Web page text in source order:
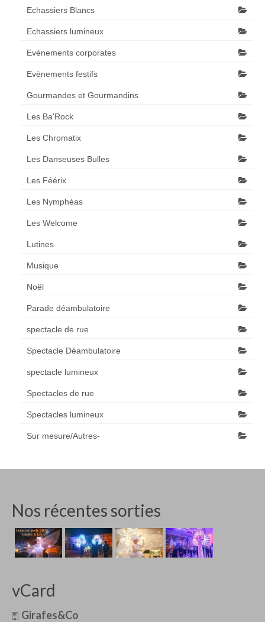
Echassiers Blancs
Echassiers lumineux
Evènements corporates
Evènements festifs
Gourmandes et Gourmandins
Les Ba'Rock
Les Chromatix
Les Danseuses Bulles
Les Féérix
Les Nymphéas
Les Welcome
Lutines
Musique
Noël
Parade déambulatoire
spectacle de rue
Spectacle Déambulatoire
spectacle lumineux
Spectacles de rue
Spectacles lumineux
Sur mesure/Autres-
Nos récentes sorties
vCard
Girafes&Co